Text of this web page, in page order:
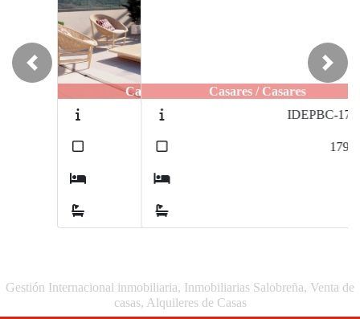
Casares / Casares
IDEPBC-170A
Previous Next
Gestión Internacional inmobiliaria, Inmobiliarias Salobreña, Venta de
casas, Alquileres de Casas